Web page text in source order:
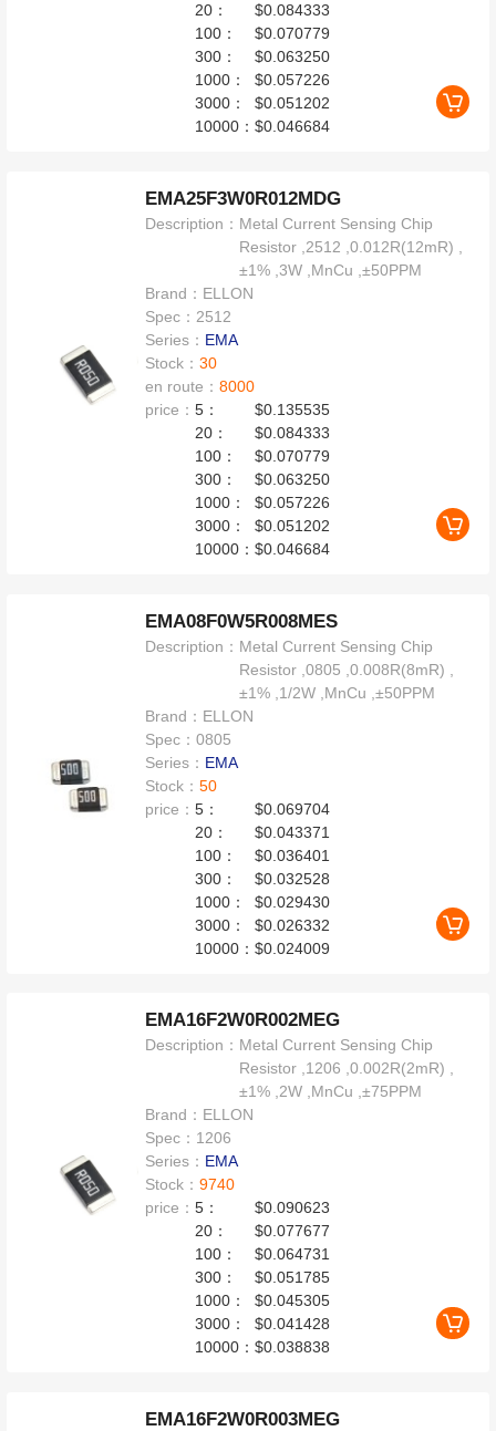
20：
$0.084333
100：
$0.070779
300：
$0.063250
1000：
$0.057226
3000：
$0.051202
10000：$0.046684
EMA25F3W0R012MDG
Description： Metal Current Sensing Chip
Resistor ,2512 ,0.012R(12mR) ,
±1% ,3W ,MnCu ,±50PPM
Brand： ELLON
Spec： 2512
Series： EMA
Stock：30
en route：8000
price：5：
$0.135535
20：
$0.084333
100：
$0.070779
300：
$0.063250
1000：
$0.057226
3000：
$0.051202
10000：$0.046684
EMA08F0W5R008MES
Description： Metal Current Sensing Chip
Resistor ,0805 ,0.008R(8mR) ,
±1% ,1/2W ,MnCu ,±50PPM
Brand： ELLON
Spec：0805
Series： EMA
Stock：50
price：5：
$0.069704
20：
$0.043371
100：
$0.036401
300：
$0.032528
1000：
$0.029430
3000：
$0.026332
10000：$0.024009
EMA16F2W0R002MEG
Description： Metal Current Sensing Chip
Resistor ,1206 ,0.002R(2mR) ,
±1% ,2W ,MnCu ,±75PPM
Brand： ELLON
Spec： 1206
Series： EMA
Stock：9740
price：5：
$0.090623
20：
$0.077677
100：
$0.064731
300：
$0.051785
1000：
$0.045305
3000：
$0.041428
10000：$0.038838
EMA16F2W0R003MEG